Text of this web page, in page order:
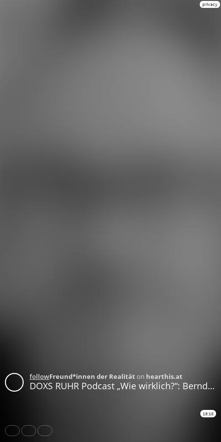
privacy
followFreund*innen der Realität on hearthis.at
DOXS RUHR Podcast „Wie wirklich?“: Bernd Sahling / Melika Gothe Teil 2
18:16
Share